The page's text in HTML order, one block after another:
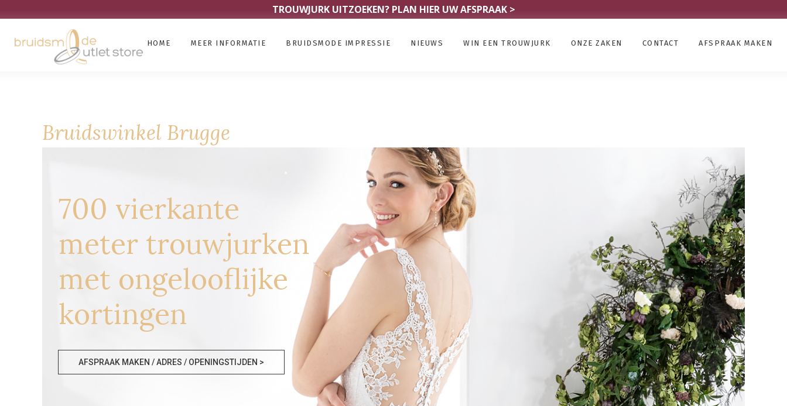
TROUWJURK UITZOEKEN? PLAN HIER UW AFSPRAAK >
HOME MEER INFORMATIE BRUIDSMODE IMPRESSIE NIEUWS WIN EEN TROUWJURK ONZE ZAKEN CONTACT AFSPRAAK MAKEN
Bruidswinkel Brugge
700 vierkante
meter trouwjurken
met ongelooflijke
kortingen
AFSPRAAK MAKEN / ADRES / OPENINGSTIJDEN >
Bruidswinkel Brugge
grootste Trouwjurken Outlet Storevan Nederland vindt u in Eindhoven. Drie bruidsmodezaken met in totaal meer dan2000